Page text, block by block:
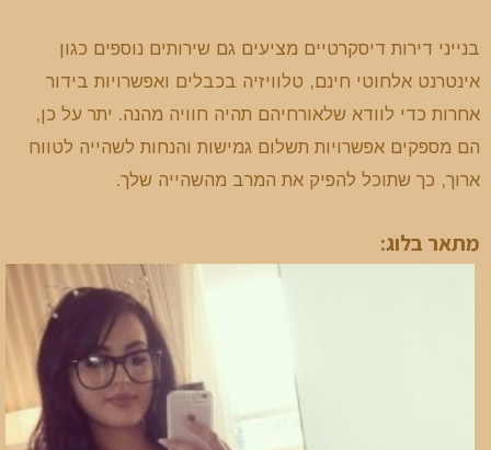
בנייני דירות דיסקרטיים מציעים גם שירותים נוספים כגון
אינטרנט אלחוטי חינם, טלוויזיה בכבלים ואפשרויות בידור
אחרות כדי לוודא שלאורחיהם תהיה חוויה מהנה. יתר על כן,
הם מספקים אפשרויות תשלום גמישות והנחות לשהייה לטווח
ארוך, כך שתוכל להפיק את המרב מהשהייה שלך.
מתאר בלוג: